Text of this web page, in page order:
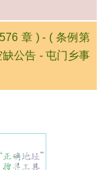
章 ) - ( 条例第
公告 - 屯门乡事